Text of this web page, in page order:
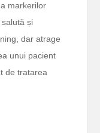
markerilor
și
dar atrage
unui pacient
de tratarea